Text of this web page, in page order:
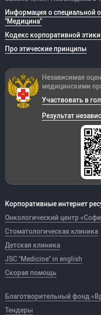
Информация о специальной
"Медицина"
Кодекс корпоративной
Про этические принципы
Корпоративные интернет
Онкологический центр
Стоматологическая клиника
Детская клиника
JSC "Medicine" in english
Скорая помощь
Благотворительный фонд
Тендеры
Независимая
медицинскими
Участвовать в
Результат